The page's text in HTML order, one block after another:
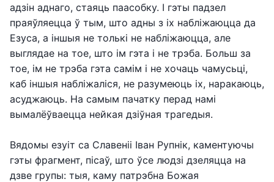
адзін аднаго, стаяць паасобку. І гэты падзел
праяўляецца ў тым, што адны з іх набліжаюцца да
Езуса, а іншыя не толькі не набліжаюцца, але
выглядае на тое, што ім гэта і не трэба. Больш за
тое, ім не трэба гэта самім і не хочаць чамусьці,
каб іншыя набліжаліся, не разумеюць іх, наракаюць,
асуджаюць. На самым пачатку перад намі
вымалёўваецца нейкая дзіўная трагедыя.
Вядомы езуіт са Славеніі Іван Рупнік, каментуючы
гэты фрагмент, пісаў, што ўсе людзі дзеляцца на
дзве групы: тыя, каму патрэбна Божая